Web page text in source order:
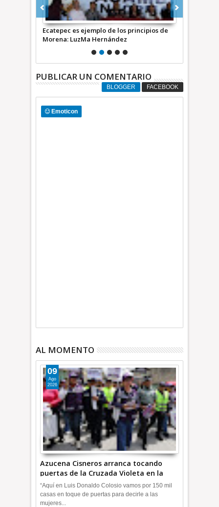
Ecatepec es ejemplo de los principios de
Morena: LuzMa Hernández
PUBLICAR UN COMENTARIO
BLOGGER FACEBOOK
Emoticon
AL MOMENTO
Azucena Cisneros arranca tocando
puertas de la Cruzada Violeta en la
Colosio +Video | INFORMA
09
Ago
2026
“Aquí en Luis Donaldo Colosio vamos por 150 mil
casas en toque de puertas para decirle a las
mujeres...